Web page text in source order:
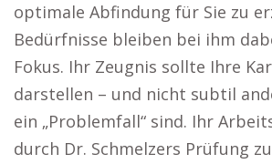
optimale Abfindung für Sie zu
Bedürfnisse bleiben bei ihm
Fokus. Ihr Zeugnis sollte Ihre
darstellen – und nicht subtil
ein „Problemfall“ sind. Ihr
durch Dr. Schmelzers Prüfung